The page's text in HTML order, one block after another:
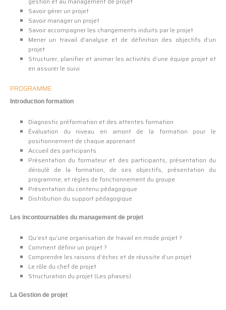
Savoir gérer un projet
Savoir manager un projet
Savoir accompagner les changements induits par le projet
Mener un travail d’analyse et de définition des objectifs d’un
projet
Structurer, planifier et animer les activités d’une équipe projet et
en assurer le suivi
PROGRAMME
Introduction formation
Diagnostic préformation et des attentes formation
Évaluation du niveau en amont de la formation pour le
positionnement de chaque apprenant
Accueil des participants
Présentation du formateur et des participants, présentation du
déroulé de la formation, de ses objectifs, présentation du
programme, et règles de fonctionnement du groupe
Présentation du contenu pédagogique
Distribution du support pédagogique
Les incontournables du management de projet
Qu’est qu’une organisation de travail en mode projet ?
Comment définir un projet ?
Comprendre les raisons d’échec et de réussite d’un projet
Le rôle du chef de projet
Structuration du projet (Les phases)
La Gestion de projet